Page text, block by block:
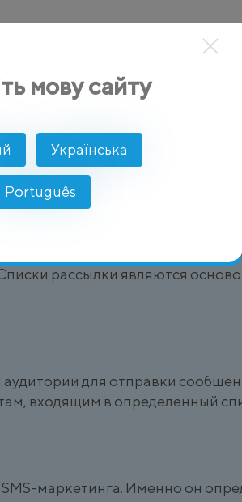
пользователей, которые
номер телефона
рассылки являются
для отправки
входящим в определенный
маркетинга. Именно он
мову сайту
Українська
Português